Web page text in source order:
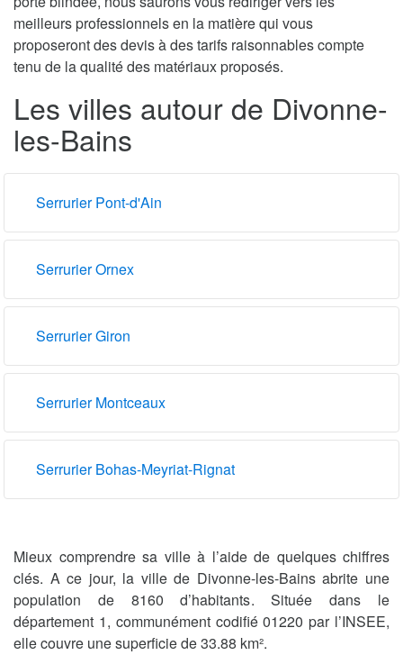
meilleurs professionnels en la matière qui vous
proposeront des devis à des tarifs raisonnables compte
tenu de la qualité des matériaux proposés.
Les villes autour de Divonne-
les-Bains
Serrurier Pont-d'Ain
Serrurier Ornex
Serrurier Giron
Serrurier Montceaux
Serrurier Bohas-Meyriat-Rignat
Mieux comprendre sa ville à l’aide de quelques chiffres
clés. A ce jour, la ville de Divonne-les-Bains abrite une
population de 8160 d’habitants. Située dans le
département 1, communément codifié 01220 par l’INSEE,
elle couvre une superficie de 33.88 km².